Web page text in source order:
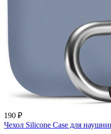
190 ₽
Чехол Silicone Case для